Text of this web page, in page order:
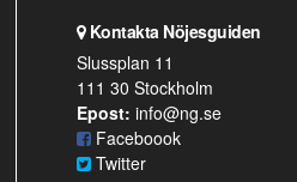
Kontakta Nöjesguiden
Slussplan 11
111 30 Stockholm
Epost: info@ng.se
Faceboook
Twitter